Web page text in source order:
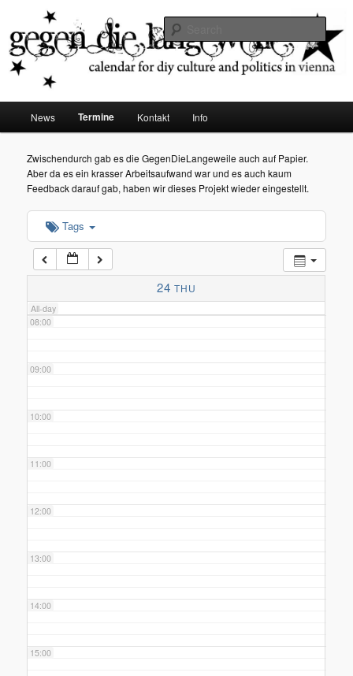
Gegen die Langeweile
diy dates vienna
Skip
to
primary
content
News Termine Kontakt Info
Zwischendurch gab es die GegenDieLangeweile auch auf Papier.
Aber da es ein krasser Arbeitsaufwand war und es auch kaum
Feedback darauf gab, haben wir dieses Projekt wieder eingestellt.
Tags
24 THU
All-day
02:00
03:00
04:00
05:00
06:00
07:00
08:00
09:00
10:00
11:00
12:00
13:00
14:00
15:00